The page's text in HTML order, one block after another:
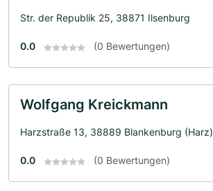
Str. der Republik 25, 38871 Ilsenburg
0.0 (0 Bewertungen)
Wolfgang Kreickmann
Harzstraße 13, 38889 Blankenburg (Harz)
0.0 (0 Bewertungen)